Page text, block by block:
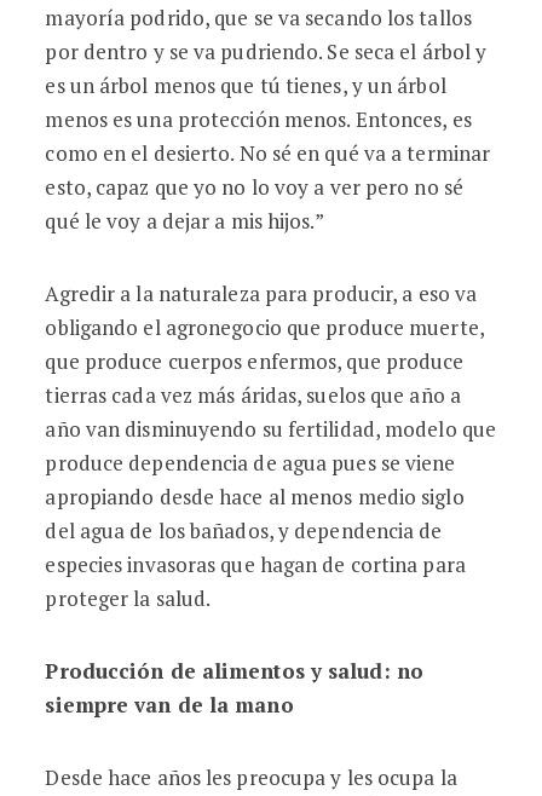
mayoría podrido, que se va secando los tallos
por dentro y se va pudriendo. Se seca el árbol y
es un árbol menos que tú tienes, y un árbol
menos es una protección menos. Entonces, es
como en el desierto. No sé en qué va a terminar
esto, capaz que yo no lo voy a ver pero no sé
qué le voy a dejar a mis hijos.”
Agredir a la naturaleza para producir, a eso va
obligando el agronegocio que produce muerte,
que produce cuerpos enfermos, que produce
tierras cada vez más áridas, suelos que año a
año van disminuyendo su fertilidad, modelo que
produce dependencia de agua pues se viene
apropiando desde hace al menos medio siglo
del agua de los bañados, y dependencia de
especies invasoras que hagan de cortina para
proteger la salud.
Producción de alimentos y salud: no
siempre van de la mano
Desde hace años les preocupa y les ocupa la